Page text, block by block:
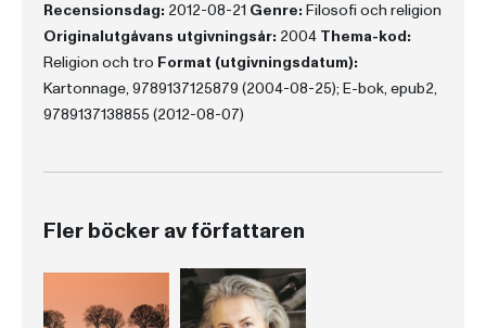
Recensionsdag: 2012-08-21 Genre: Filosofi och religion
Originalutgåvans utgivningsår: 2004 Thema-kod:
Religion och tro Format (utgivningsdatum):
Kartonnage, 9789137125879 (2004-08-25); E-bok, epub2,
9789137138855 (2012-08-07)
Fler böcker av författaren